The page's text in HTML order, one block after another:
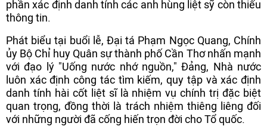
phần xác định danh tính các anh hùng liệt sỹ còn thiếu
thông tin.
Phát biểu tại buổi lễ, Đại tá Phạm Ngọc Quang, Chính
ủy Bộ Chỉ huy Quân sự thành phố Cần Thơ nhấn mạnh
với đạo lý "Uống nước nhớ nguồn," Đảng, Nhà nước
luôn xác định công tác tìm kiếm, quy tập và xác định
danh tính hài cốt liệt sĩ là nhiệm vụ chính trị đặc biệt
quan trọng, đồng thời là trách nhiệm thiêng liêng đối
với những người đã cống hiến trọn đời cho Tổ quốc.